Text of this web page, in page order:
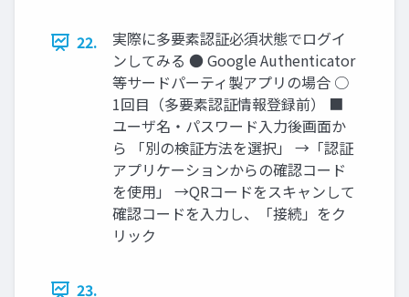
22.
実際に多要素認証必須状態でログイ
ンしてみる ● Google Authenticator
等サードパーティ製アプリの場合 ○
1回目（多要素認証情報登録前） ■
ユーザ名・パスワード入力後画面か
ら 「別の検証方法を選択」 →「認証
アプリケーションからの確認コード
を使用」 →QRコードをスキャンして
確認コードを入力し、「接続」をク
リック
23.